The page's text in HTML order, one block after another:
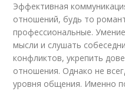
Эффективная
отношений, будь то
профессиональные.
мысли и слушать
конфликтов, укрепить
отношения. Однако не
уровня общения. Именно